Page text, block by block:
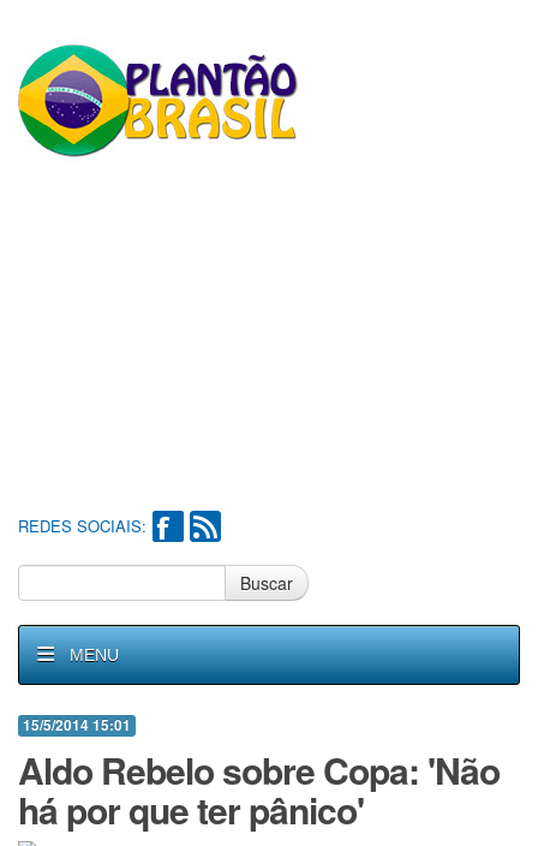
REDES SOCIAIS:
Buscar
MENU
15/5/2014 15:01
Aldo Rebelo sobre Copa: 'Não
há por que ter pânico'